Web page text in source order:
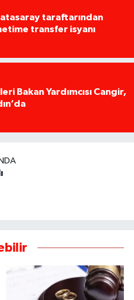
taraftarından
transfer isyanı
Bakan Yardımcısı Cangir,